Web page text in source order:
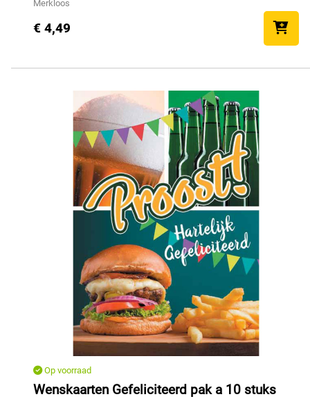
Merkloos
€ 4,49
Op voorraad
Wenskaarten Gefeliciteerd pak a 10 stuks